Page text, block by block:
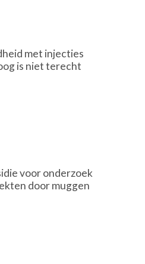
met injecties
is niet terecht
voor onderzoek
door muggen